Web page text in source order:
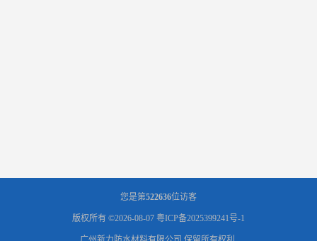
您是第522636位访客
版权所有 ©2026-08-07 粤ICP备2025399241号-1